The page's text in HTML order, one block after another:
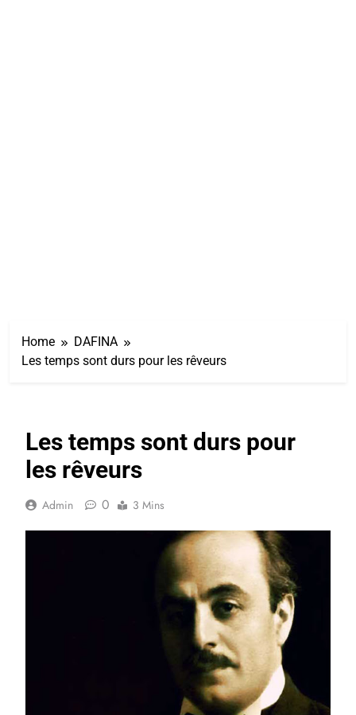
Home
DAFINA
Les temps sont durs pour les rêveurs
Les temps sont durs pour
les rêveurs
Admin 0 3 Mins